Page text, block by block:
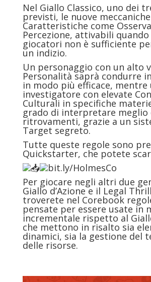
Nel Giallo Classico, uno dei
previsti, le nuove
Caratteristiche come
Percezione, attivabili
giocatori non è sufficiente
un indizio.
Un personaggio con un alto
Personalità saprà condurre
in modo più efficace, mentre
investigatore con elevate
Culturali in specifiche
grado di interpretare meglio
ritrovamenti, grazie a un
Target segreto.
Tutte queste regole sono
Quickstarter, che potete
bit.ly/HolmesCo
Per giocare negli altri due
Giallo d’Azione e il Legal
troverete nel Corebook
pensate per essere usate in
incrementale rispetto al
che mettono in risalto sia
dinamici, sia la gestione del
delle risorse.